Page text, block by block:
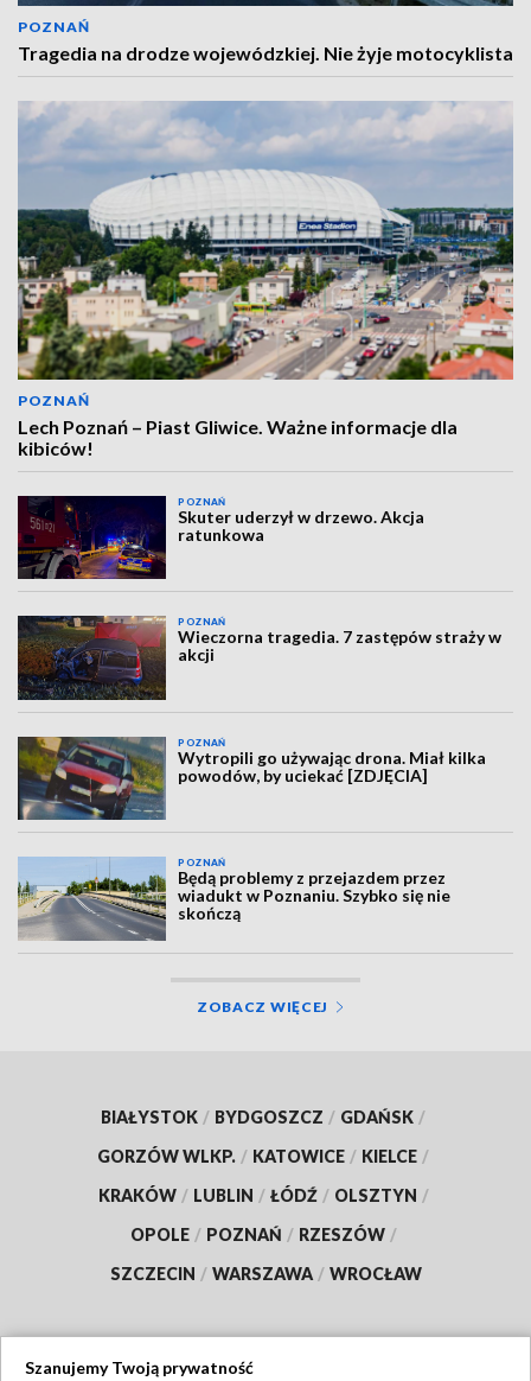
POZNAŃ
Tragedia na drodze wojewódzkiej. Nie żyje motocyklista
POZNAŃ
Lech Poznań – Piast Gliwice. Ważne informacje dla
kibiców!
POZNAŃ
Skuter uderzył w drzewo. Akcja
ratunkowa
POZNAŃ
Wieczorna tragedia. 7 zastępów straży w
akcji
POZNAŃ
Wytropili go używając drona. Miał kilka
powodów, by uciekać [ZDJĘCIA]
POZNAŃ
Będą problemy z przejazdem przez
wiadukt w Poznaniu. Szybko się nie
skończą
ZOBACZ WIĘCEJ
BIAŁYSTOK / BYDGOSZCZ / GDAŃSK /
GORZÓW WLKP. / KATOWICE / KIELCE /
KRAKÓW / LUBLIN / ŁÓDŹ / OLSZTYN /
OPOLE / POZNAŃ / RZESZÓW /
SZCZECIN / WARSZAWA / WROCŁAW
Szanujemy Twoją prywatność